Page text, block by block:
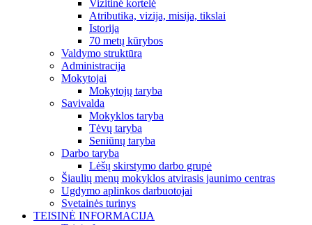
Vizitinė kortelė
Atributika, vizija, misija, tikslai
Istorija
70 metų kūrybos
Valdymo struktūra
Administracija
Mokytojai
Mokytojų taryba
Savivalda
Mokyklos taryba
Tėvų taryba
Seniūnų taryba
Darbo taryba
Lėšų skirstymo darbo grupė
Šiaulių menų mokyklos atvirasis jaunimo centras
Ugdymo aplinkos darbuotojai
Svetainės turinys
TEISINĖ INFORMACIJA